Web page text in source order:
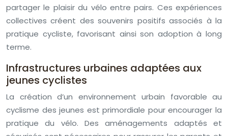
partager le plaisir du vélo entre pairs. Ces expériences
collectives créent des souvenirs positifs associés à la
pratique cycliste, favorisant ainsi son adoption à long
terme.
Infrastructures urbaines adaptées aux
jeunes cyclistes
La création d’un environnement urbain favorable au
cyclisme des jeunes est primordiale pour encourager la
pratique du vélo. Des aménagements adaptés et